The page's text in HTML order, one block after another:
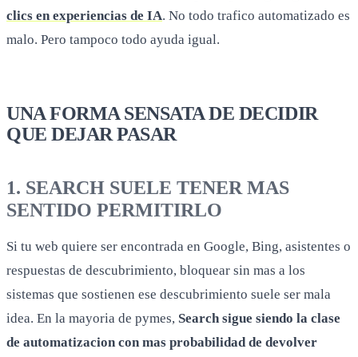
clics en experiencias de IA. No todo trafico automatizado es
malo. Pero tampoco todo ayuda igual.
UNA FORMA SENSATA DE DECIDIR
QUE DEJAR PASAR
1. SEARCH SUELE TENER MAS
SENTIDO PERMITIRLO
Si tu web quiere ser encontrada en Google, Bing, asistentes o
respuestas de descubrimiento, bloquear sin mas a los
sistemas que sostienen ese descubrimiento suele ser mala
idea. En la mayoria de pymes, Search sigue siendo la clase
de automatizacion con mas probabilidad de devolver